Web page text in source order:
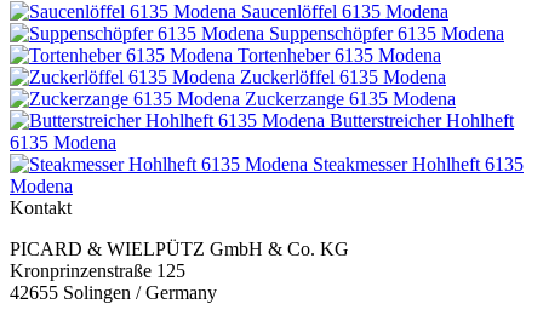
Saucenlöffel 6135 Modena
Suppenschöpfer 6135 Modena
Tortenheber 6135 Modena
Zuckerlöffel 6135 Modena
Zuckerzange 6135 Modena
Butterstreicher Hohlheft
6135 Modena
Steakmesser Hohlheft 6135
Modena
Kontakt
PICARD & WIELPÜTZ GmbH & Co. KG
Kronprinzenstraße 125
42655 Solingen / Germany